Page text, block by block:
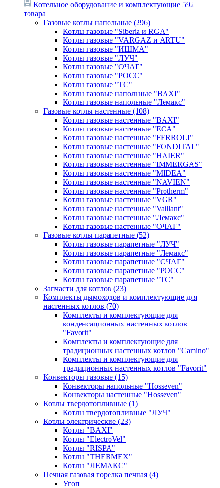
Котельное оборудование и комплектующие 592
товара
Газовые котлы напольные (296)
Котлы газовые "Siberia и RGA"
Котлы газовые "VARGAZ и ARTU"
Котлы газовые "ИШМА"
Котлы газовые "ЛУЧ"
Котлы газовые "ОЧАГ"
Котлы газовые "РОСС"
Котлы газовые "ТС"
Котлы газовые напольные "BAXI"
Котлы газовые напольные "Лемакс"
Газовые котлы настенные (108)
Котлы газовые настенные "BAXI"
Котлы газовые настенные "ECA"
Котлы газовые настенные "FERROLI"
Котлы газовые настенные "FONDITAL"
Котлы газовые настенные "HAIER"
Котлы газовые настенные "IMMERGAS"
Котлы газовые настенные "MIDEA"
Котлы газовые настенные "NAVIEN"
Котлы газовые настенные "Protherm"
Котлы газовые настенные "VGR"
Котлы газовые настенные "Vaillant"
Котлы газовые настенные "Лемакс"
Котлы газовые настенные "ОЧАГ"
Газовые котлы парапетные (52)
Котлы газовые парапетные "ЛУЧ"
Котлы газовые парапетные "Лемакс"
Котлы газовые парапетные "ОЧАГ"
Котлы газовые парапетные "РОСС"
Котлы газовые парапетные "ТС"
Запчасти для котлов (23)
Комплекты дымоходов и комплектующие для
настенных котлов (70)
Комплекты и комплектующие для
конденсационных настенных котлов
"Favorit"
Комплекты и комплектующие для
традиционных настенных котлов "Camino"
Комплекты и комплектующие для
традиционных настенных котлов "Favorit"
Конвекторы газовые (15)
Конвекторы напольные "Hosseven"
Конвекторы настенные "Hosseven"
Котлы твердотопливные (1)
Котлы твердотопливные "ЛУЧ"
Котлы электрические (23)
Котлы "BAXI"
Котлы "ElectroVel"
Котлы "RISPA"
Котлы "THERMEX"
Котлы "ЛЕМАКС"
Печная газовая горелка печная (4)
Угоп